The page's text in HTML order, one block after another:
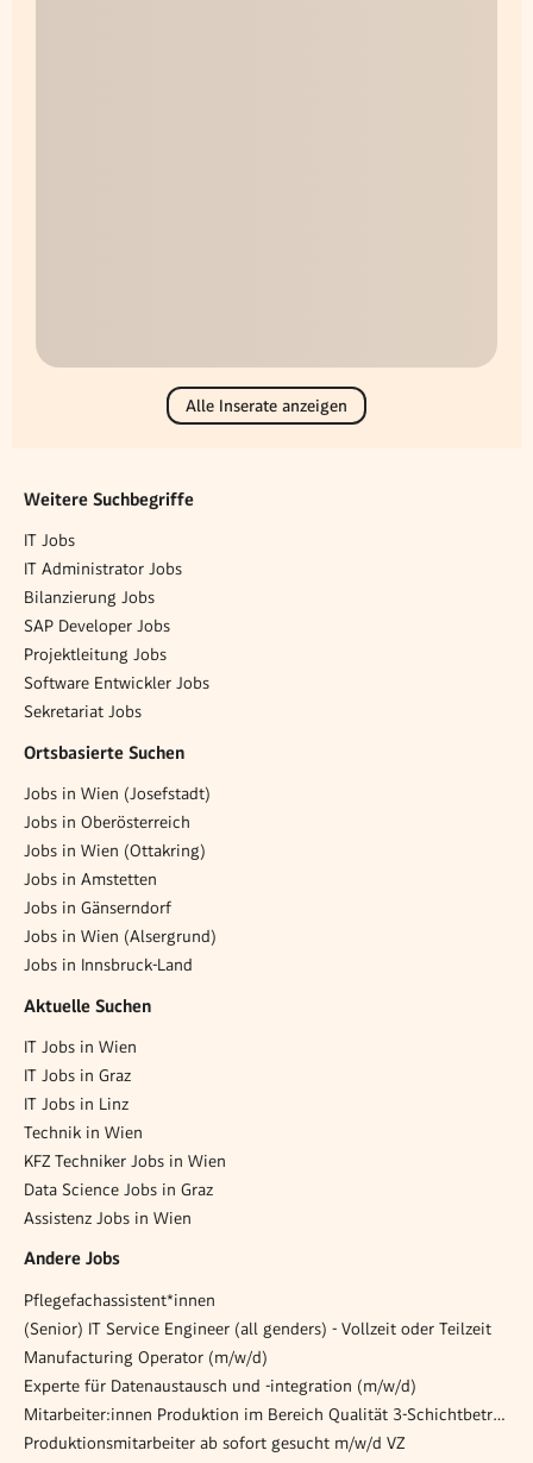
Alle Inserate anzeigen
Weitere Suchbegriffe
IT Jobs
IT Administrator Jobs
Bilanzierung Jobs
SAP Developer Jobs
Projektleitung Jobs
Software Entwickler Jobs
Sekretariat Jobs
Ortsbasierte Suchen
Jobs in Wien (Josefstadt)
Jobs in Oberösterreich
Jobs in Wien (Ottakring)
Jobs in Amstetten
Jobs in Gänserndorf
Jobs in Wien (Alsergrund)
Jobs in Innsbruck-Land
Aktuelle Suchen
IT Jobs in Wien
IT Jobs in Graz
IT Jobs in Linz
Technik in Wien
KFZ Techniker Jobs in Wien
Data Science Jobs in Graz
Assistenz Jobs in Wien
Andere Jobs
Pflegefachassistent*innen
(Senior) IT Service Engineer (all genders) - Vollzeit oder Teilzeit
Manufacturing Operator (m/w/d)
Experte für Datenaustausch und -integration (m/w/d)
Mitarbeiter:innen Produktion im Bereich Qualität 3-Schichtbetrieb im Reinraum
Produktionsmitarbeiter ab sofort gesucht m/w/d VZ